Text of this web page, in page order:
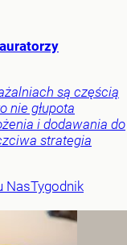
są częścią
nie głupota
i dodawania do
strategia
NasTygodnik